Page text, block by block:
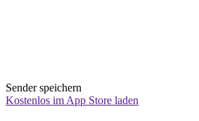
Sender speichern
Kostenlos im App Store laden